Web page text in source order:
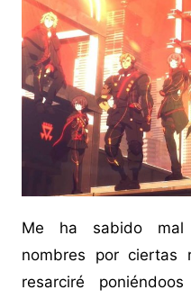
Me ha sabido mal
nombres por ciertas
resarciré